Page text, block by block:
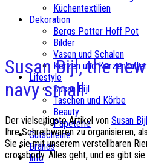
Küchentextilien
Dekoration
Bergs Potter Hoff Pot
Bilder
Vasen und Schalen
Kerzen und Kerzenhalter
Lifestyle
Susan Bijl
Taschen und Körbe
Beauty
Papeterie
Gutscheine
Brands
Info
Susan Bijl, the
navy small
Der vielseitigste Artikel von Susan Bijl
Ihre Schreibwaren zu organisieren,
Sie sie mit unserem verstellbaren
crossbody. Alles geht, und es gibt